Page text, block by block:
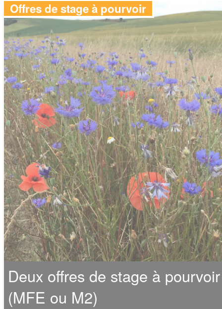
Offres de stage à pourvoir
Deux offres de stage à pourvoir
(MFE ou M2)